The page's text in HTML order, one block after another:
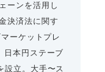
ーンを活用し
決済法に関す
ーケットプレ
日本円ステーブ
設立。大手〜ス